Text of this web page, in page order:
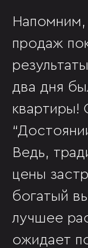
продаж
два дня
квартиры!
Ведь,
цены
богатый
лучшее
ожидает